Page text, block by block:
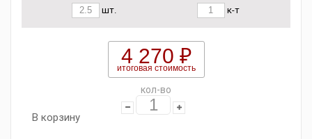
шт. к-т
4 270 ₽
итоговая стоимость
кол-во
В корзину